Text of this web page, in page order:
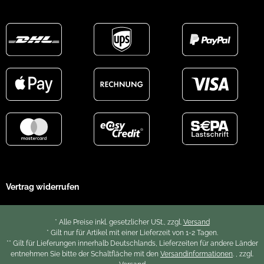
Vertrag widerrufen
* Alle Preise inkl. gesetzlicher USt., zzgl. Versand
* Gilt nur für Artikel mit einer Lieferzeit von 1-2 Tagen.
** Gilt für Lieferungen innerhalb Deutschlands, Lieferzeiten für andere Länder
entnehmen Sie bitte der Schaltfläche mit den Versandinformationen. , zzgl.